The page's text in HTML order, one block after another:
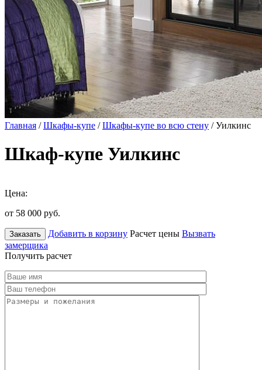
Главная /Шкафы-купе /Шкафы-купе во всю стену / Уилкинс
Шкаф-купе Уилкинс
Цена:
от 58 000 руб.
Заказать Добавить в корзину Расчет цены Вызвать
замерщика
Получить расчет